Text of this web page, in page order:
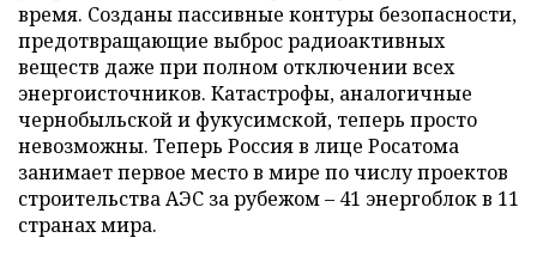
время. Созданы пассивные контуры безопасности,
предотвращающие выброс радиоактивных
веществ даже при полном отключении всех
энергоисточников. Катастрофы, аналогичные
чернобыльской и фукусимской, теперь просто
невозможны. Теперь Россия в лице Росатома
занимает первое место в мире по числу проектов
строительства АЭС за рубежом – 41 энергоблок в 11
странах мира.